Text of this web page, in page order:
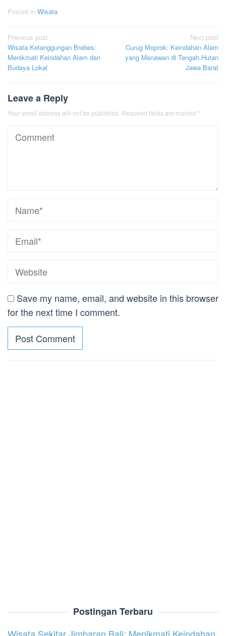
Posted in Wisata
Post
navigation
Previous post
Wisata Ketanggungan Brebes:
Menikmati Keindahan Alam dan
Budaya Lokal
Next post
Curug Moprok: Keindahan Alam
yang Menawan di Tengah Hutan
Jawa Barat
Leave a Reply
Your email address will not be published. Required fields are marked *
Save my name, email, and website in this browser
for the next time I comment.
Postingan Terbaru
Wisata Sekitar Jimbaran Bali: Menikmati Keindahan